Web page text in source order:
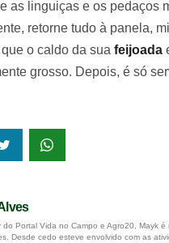
as linguiças e os pedaços
retorne tudo à panela,
o caldo da sua feijoada
grosso. Depois, é só
do Portal Vida no Campo e Agro20, Mayk é
Desde cedo esteve envolvido com as